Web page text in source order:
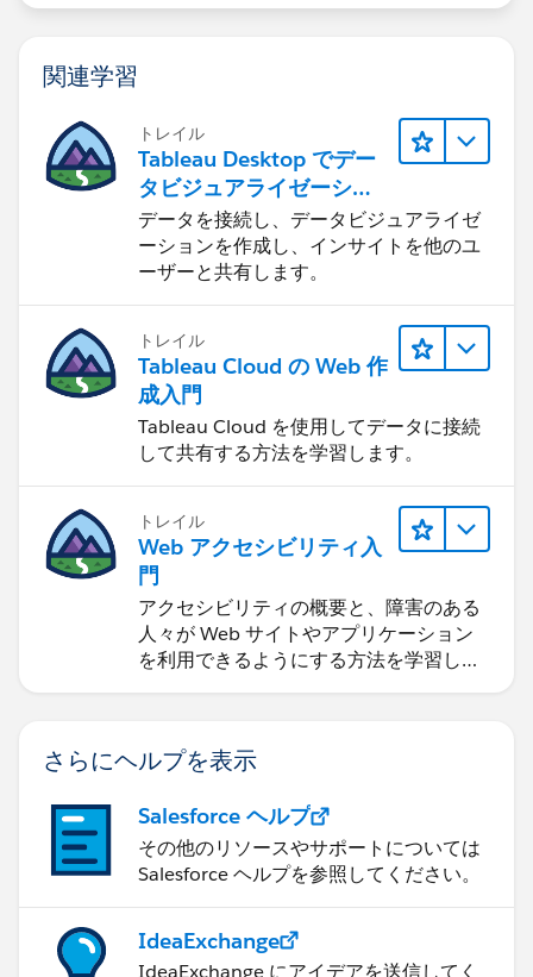
関連学習
トレイル
Tableau Desktop でデー
タビジュアライゼーショ
ンをはじめる
データを接続し、データビジュアライゼ
ーションを作成し、インサイトを他のユ
ーザーと共有します。
トレイル
Tableau Cloud の Web 作
成入門
Tableau Cloud を使用してデータに接続
して共有する方法を学習します。
トレイル
Web アクセシビリティ入
門
アクセシビリティの概要と、障害のある
人々が Web サイトやアプリケーション
を利用できるようにする方法を学習しま
さらにヘルプを表示
Salesforce ヘルプ
その他のリソースやサポートについては
Salesforce ヘルプを参照してください。
IdeaExchange
IdeaExchange にアイデアを送信してく